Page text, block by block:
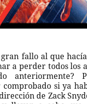
gran fallo al que
a perder todos los
anteriormente?
si ya
de Zack